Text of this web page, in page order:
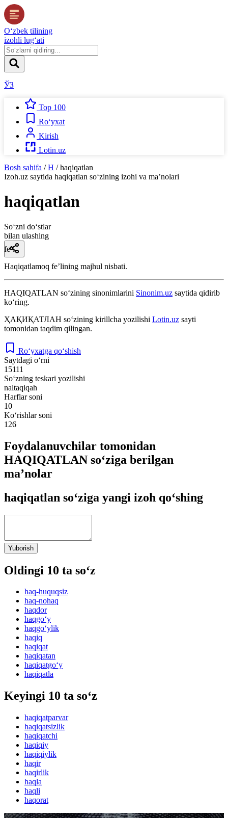
O‘zbek tilining
izohli lug‘ati
ЎЗ
Top 100
Ro‘yxat
Kirish
Lotin.uz
Bosh sahifa / H / haqiqatlan
Izoh.uz saytida haqiqatlan so‘zining izohi va ma’nolari
haqiqatlan
So‘zni do‘stlar
bilan ulashing
fe’l
Haqiqatlamoq feʼlining majhul nisbati.
HAQIQATLAN so‘zining sinonimlarini Sinonim.uz saytida qidirib
ko‘ring.
ҲАҚИҚАТЛАН so‘zining kirillcha yozilishi Lotin.uz sayti
tomonidan taqdim qilingan.
Ro‘yxatga qo‘shish
Saytdagi o‘rni
15111
So‘zning teskari yozilishi
naltaqiqah
Harflar soni
10
Ko‘rishlar soni
126
Foydalanuvchilar tomonidan
HAQIQATLAN so‘ziga berilgan
ma’nolar
haqiqatlan so‘ziga yangi izoh qo‘shing
Yuborish
Oldingi 10 ta so‘z
haq-huquqsiz
haq-nohaq
haqdor
haqgo‘y
haqgo‘ylik
haqiq
haqiqat
haqiqatan
haqiqatgo‘y
haqiqatla
Keyingi 10 ta so‘z
haqiqatparvar
haqiqatsizlik
haqiqatchi
haqiqiy
haqiqiylik
haqir
haqirlik
haqla
haqli
haqorat